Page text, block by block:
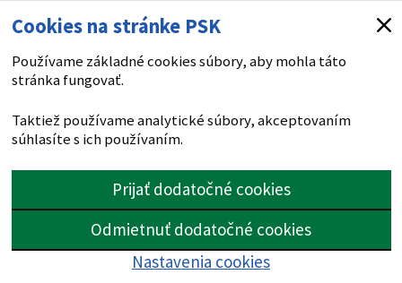
Cookies na stránke PSK
Používame základné cookies súbory, aby mohla táto
stránka fungovať.
Taktiež používame analytické súbory, akceptovaním
súhlasíte s ich používaním.
Prijať dodatočné cookies
Odmietnuť dodatočné cookies
Nastavenia cookies